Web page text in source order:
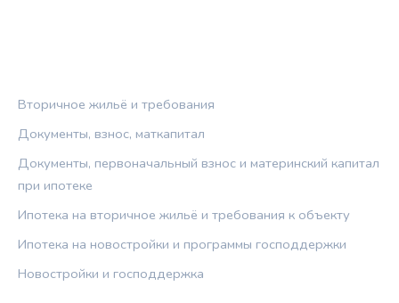
Вторичное жильё и требования
Документы, взнос, маткапитал
Документы, первоначальный взнос и материнский капитал
при ипотеке
Ипотека на вторичное жильё и требования к объекту
Ипотека на новостройки и программы господдержки
Новостройки и господдержка